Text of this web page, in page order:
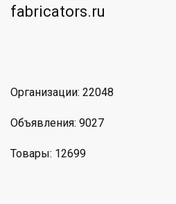
Организации: 22048
Объявления: 9027
Товары: 12699